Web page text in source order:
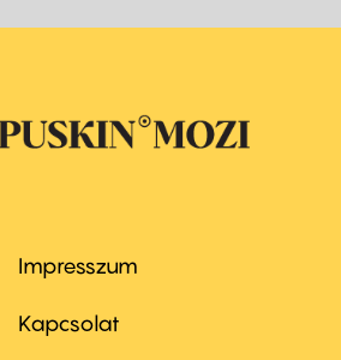
Footer
first
Impresszum
Kapcsolat